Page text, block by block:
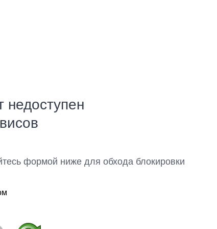
формой ниже для обхода блокировки